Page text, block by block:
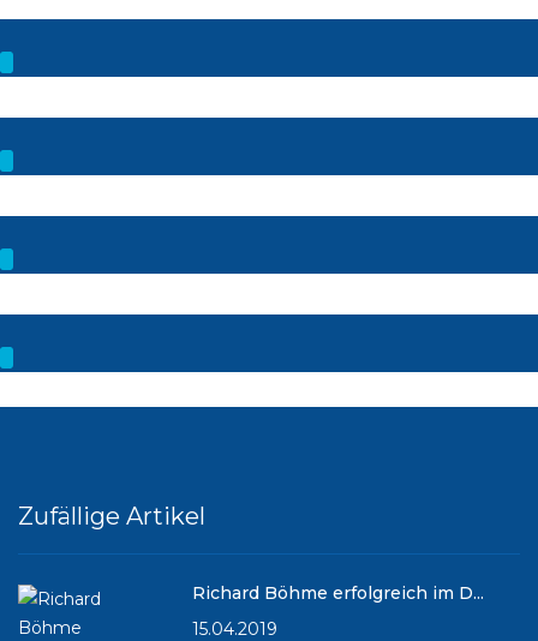
Zufällige Artikel
Richard Böhme erfolgreich im D...
15.04.2019